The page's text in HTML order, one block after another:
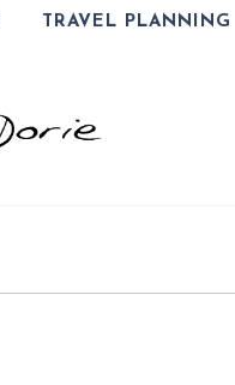
TRAVEL PLANNING